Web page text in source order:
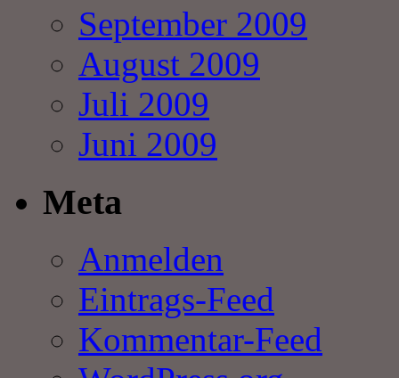
September 2009
August 2009
Juli 2009
Juni 2009
Meta
Anmelden
Eintrags-Feed
Kommentar-Feed